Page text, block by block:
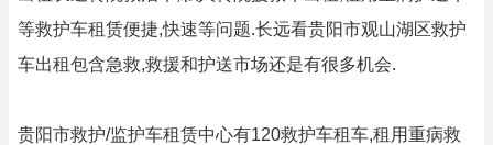
等救护车租赁便捷,快速等问题.长远看贵阳市观山湖区救护
车出租包含急救,救援和护送市场还是有很多机会.
贵阳市救护/监护车租赁中心有120救护车租车,租用重病救